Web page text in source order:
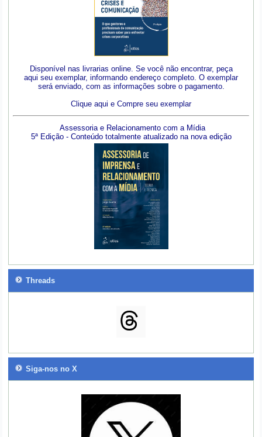
Disponível nas livrarias online. Se você não encontrar, peça
aqui seu exemplar, informando endereço completo. O exemplar
será enviado, com as informações sobre o pagamento.
Clique aqui e Compre seu exemplar
Assessoria e Relacionamento com a Mídia
5ª Edição - Conteúdo totalmente atualizado na nova edição
Threads
Siga-nos no X